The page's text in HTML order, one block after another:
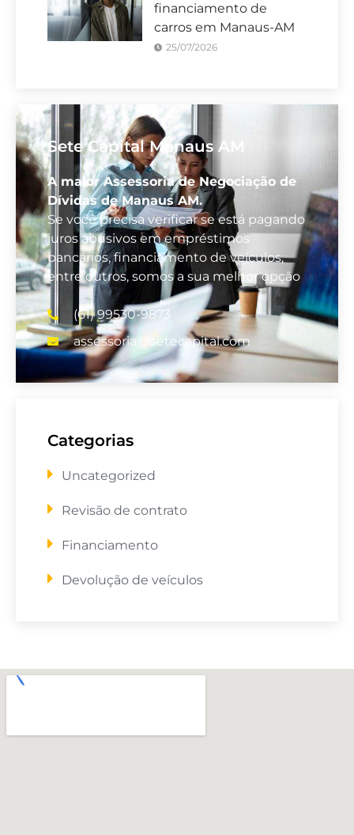
financiamento de
carros em Manaus-AM
25/07/2026
Sete Capital Manaus AM
A maior Assessoria de Negociação de
Dívidas de Manaus AM.
Se você precisa verificar se está pagando
juros abusivos em empréstimos
bancários, financiamento de veículos,
entre outros, somos a sua melhor opção
(61) 99530-9873
assessoria@setecapital.com
Categorias
Uncategorized
Revisão de contrato
Financiamento
Devolução de veículos